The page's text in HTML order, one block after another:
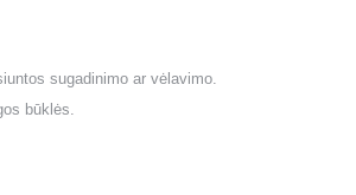
sugadinimo ar vėlavimo.
būklės.